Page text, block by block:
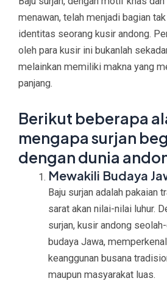
menawan, telah menjadi bagian
identitas seorang kusir andong.
oleh para kusir ini bukanlah
melainkan memiliki makna yang
panjang.
Berikut beberapa
mengapa surjan
dengan dunia
Mewakili Budaya
Baju surjan adalah pakaian
sarat akan nilai-nilai luhur.
surjan, kusir andong
budaya Jawa,
keanggunan busana
maupun masyarakat luas.